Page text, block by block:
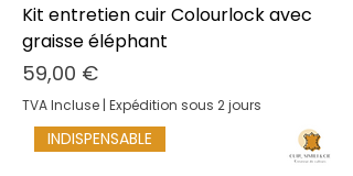
Kit entretien cuir Colourlock avec
graisse éléphant
Prix
59,00 €
TVA Incluse | Expédition sous 2 jours
INDISPENSABLE